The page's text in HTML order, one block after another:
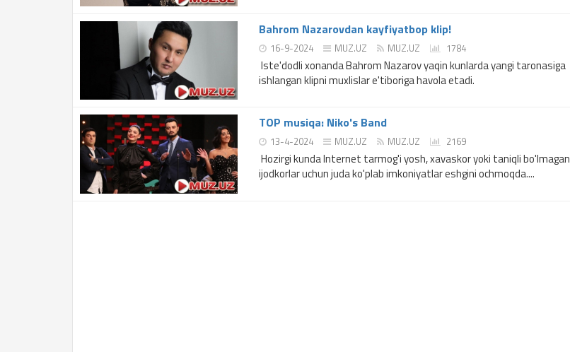
Bahrom Nazarovdan kayfiyatbop klip!
16-9-2024 MUZ.UZ MUZ.UZ 1784
Iste'dodli xonanda Bahrom Nazarov yaqin kunlarda yangi taronasiga
ishlangan klipni muxlislar e'tiboriga havola etadi.
TOP musiqa: Niko's Band
13-4-2024 MUZ.UZ MUZ.UZ 2169
Hozirgi kunda Internet tarmog'i yosh, xavaskor yoki taniqli bo'lmagan
ijodkorlar uchun juda ko'plab imkoniyatlar eshgini ochmoqda....